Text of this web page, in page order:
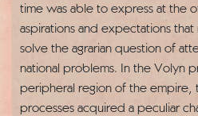
time was able to express at the
aspirations and expectations
solve the agrarian question of
national problems. In the Volyn
peripheral region of the empire,
processes acquired a peculiar